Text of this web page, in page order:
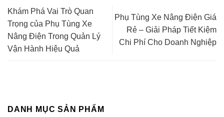
Khám Phá Vai Trò Quan
Trọng của Phụ Tùng Xe
Nâng Điện Trong Quản Lý
Vận Hành Hiệu Quả
Phụ Tùng Xe Nâng Điện Giá
Rẻ – Giải Pháp Tiết Kiệm
Chi Phí Cho Doanh Nghiệp
DANH MỤC SẢN PHẨM